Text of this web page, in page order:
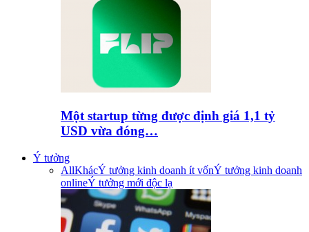
Một startup từng được định giá 1,1 tỷ
USD vừa đóng…
Ý tưởng
AllKhácÝ tưởng kinh doanh ít vốnÝ tưởng kinh doanh
onlineÝ tưởng mới độc lạ